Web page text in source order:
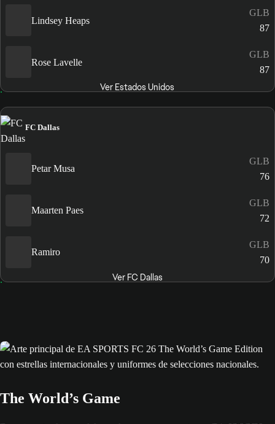
Lindsey Heaps
GLB
87
Rose Lavelle
GLB
87
Ver Estados Unidos
FC Dallas
Petar Musa
GLB
76
Maarten Paes
GLB
72
Ramiro
GLB
70
Ver FC Dallas
The World’s Game